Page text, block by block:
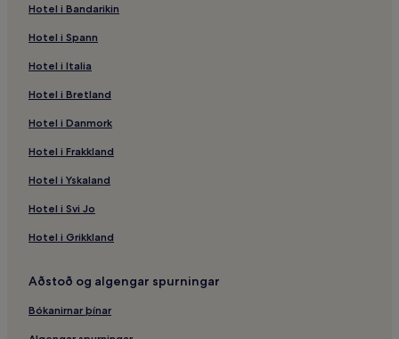
Hotel i Bandarikin
Hotel i Spann
Hotel i Italia
Hotel i Bretland
Hotel i Danmork
Hotel i Frakkland
Hotel i Yskaland
Hotel i Svi Jo
Hotel i Grikkland
Aðstoð og algengar spurningar
Bókanirnar þínar